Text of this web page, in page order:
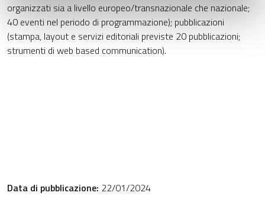
organizzati sia a livello europeo/transnazionale che nazionale;
40 eventi nel periodo di programmazione); pubblicazioni
(stampa, layout e servizi editoriali previste 20 pubblicazioni;
strumenti di web based communication).
Data di pubblicazione: 22/01/2024